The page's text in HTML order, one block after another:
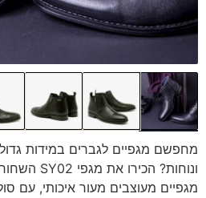
מחפשם מגפיים לגברים במידות
מגפיים מעוצבים מעור איכותי, עם